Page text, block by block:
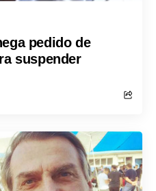
pedido de
suspender